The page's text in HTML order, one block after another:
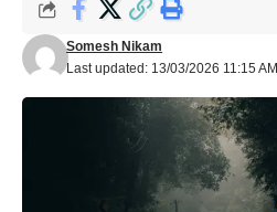
Last updated: 13/03/2026 11:15 AM
Somesh Nikam